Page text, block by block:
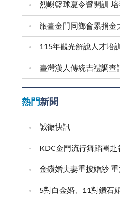
烈嶼籃球夏令營開訓
115年觀光解說人才培
臺灣漢人傳統吉禮調查
熱門新聞
誠徵快訊